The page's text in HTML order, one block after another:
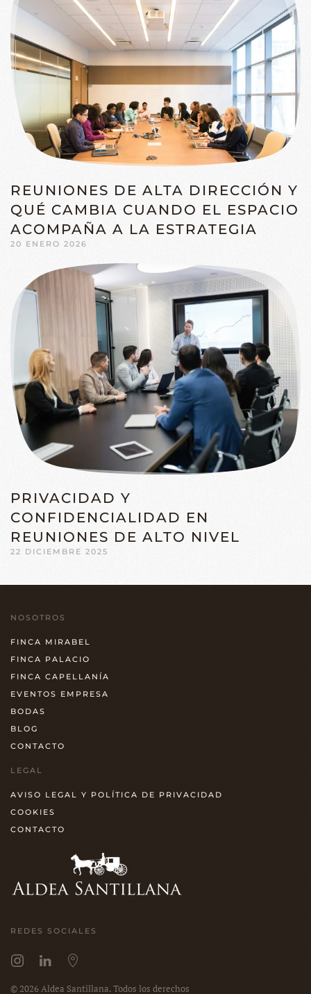
REUNIONES DE ALTA DIRECCIÓN Y
QUÉ CAMBIA CUANDO EL ESPACIO
ACOMPAÑA A LA ESTRATEGIA
20 ENERO 2026
PRIVACIDAD Y
CONFIDENCIALIDAD EN
REUNIONES DE ALTO NIVEL
22 DICIEMBRE 2025
REDES SOCIALES
© 2026Aldea Santillana. Todos los derechos
NOSOTROS
FINCA MIRABEL
FINCA PALACIO
FINCA CAPELLANÍA
EVENTOS EMPRESA
BODAS
BLOG
CONTACTO
LEGAL
AVISO LEGAL Y POLÍTICA DE PRIVACIDAD
COOKIES
CONTACTO